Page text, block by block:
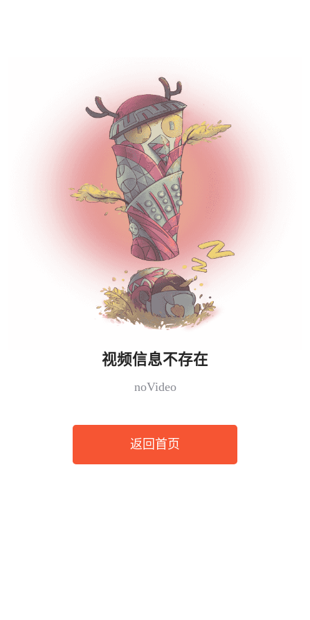
视频信息不存在
noVideo
返回首页